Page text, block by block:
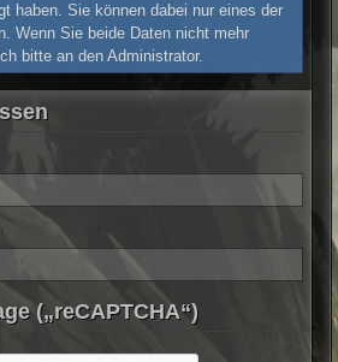
haben. Sie können dabei nur eines der
Wenn Sie beide Daten nicht mehr
bitte an den Administrator.
(„reCAPTCHA“)